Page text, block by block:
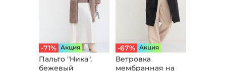
-71% Aкция
Пальто "Ника",
бежевый
-67% Aкция
Ветровка
мембранная на